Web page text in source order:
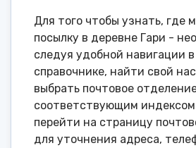
Для того чтобы узнать, где
посылку в деревне Гари -
следуя удобной навигации
справочнике, найти свой
выбрать почтовое
соответствующим
перейти на страницу
для уточнения адреса,